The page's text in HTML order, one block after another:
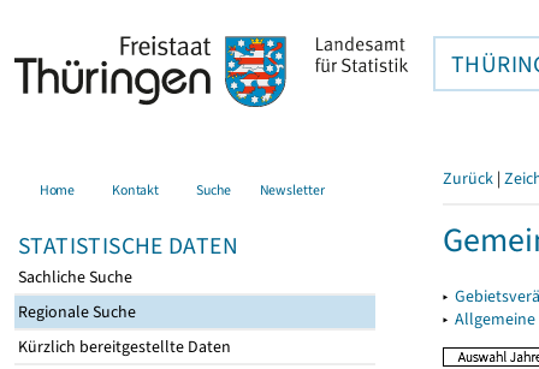
Home Kontakt Suche Newsletter
STATISTISCHE DATEN
Sachliche Suche
Regionale Suche
Kürzlich bereitgestellte Daten
Zurück |
▸
▸